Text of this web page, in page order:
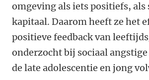
omgeving als iets positiefs, als
kapitaal. Daarom heeft ze het
positieve feedback van
onderzocht bij sociaal
de late adolescentie en jong